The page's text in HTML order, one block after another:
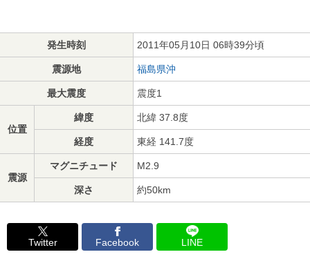
発生時刻 2011年05月10日 06時39分頃
震源地 福島県沖
最大震度 震度1
位置
緯度 北緯 37.8度
経度 東経 141.7度
震源
マグニチュード M2.9
深さ 約50km
Twitter Facebook LINE